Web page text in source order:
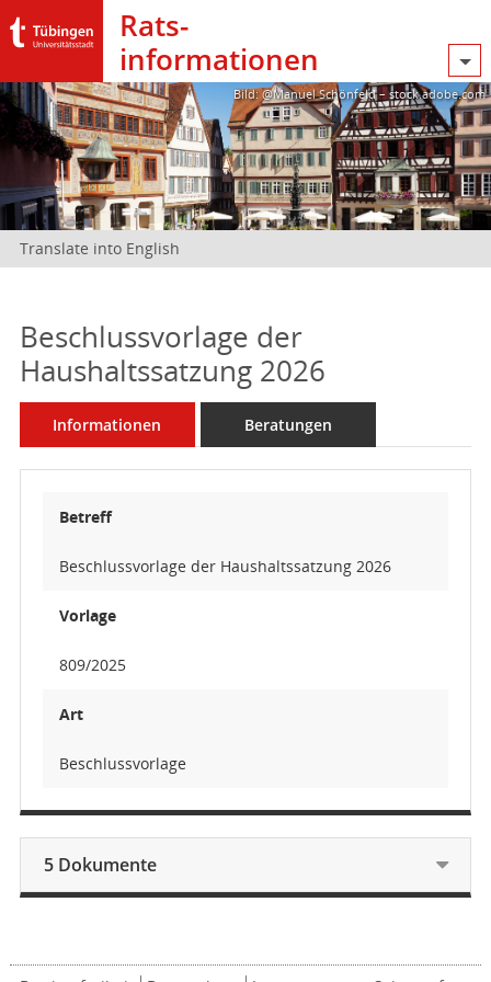
Rats­
informationen
Bild: @Manuel Schönfeld – stock.adobe.com
Translate into English
Beschlussvorlage der
Haushaltssatzung 2026
Informationen Beratungen
Betreff
Beschlussvorlage der Haushaltssatzung 2026
Vorlage
809/2025
Art
Beschlussvorlage
5 Dokumente